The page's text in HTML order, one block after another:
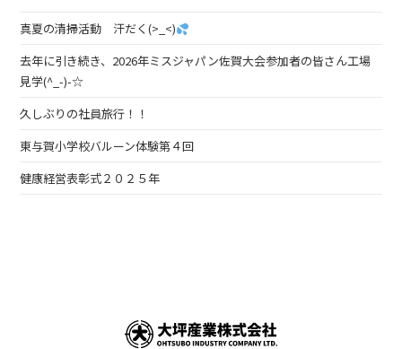
真夏の清掃活動 汗だく(>_<)
去年に引き続き、2026年ミスジャパン佐賀大会参加者の皆さん工場
見学(^_-)-☆
久しぶりの社員旅行！！
東与賀小学校バルーン体験第４回
健康経営表彰式２０２５年